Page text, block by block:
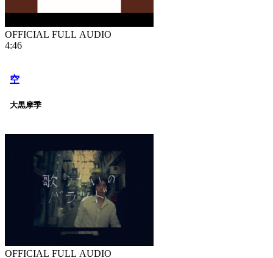
OFFICIAL FULL AUDIO
4:46
空
大黒摩季
OFFICIAL FULL AUDIO